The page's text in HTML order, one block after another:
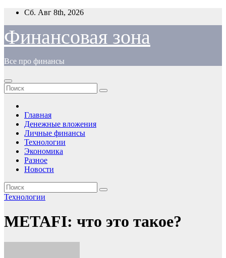
Перейти
содержимому
Сб. Авг 8th, 2026
Финансовая зона
Все про финансы
Главная
Денежные вложения
Личные финансы
Технологии
Экономика
Разное
Новости
Технологии
METAFI: что это такое?